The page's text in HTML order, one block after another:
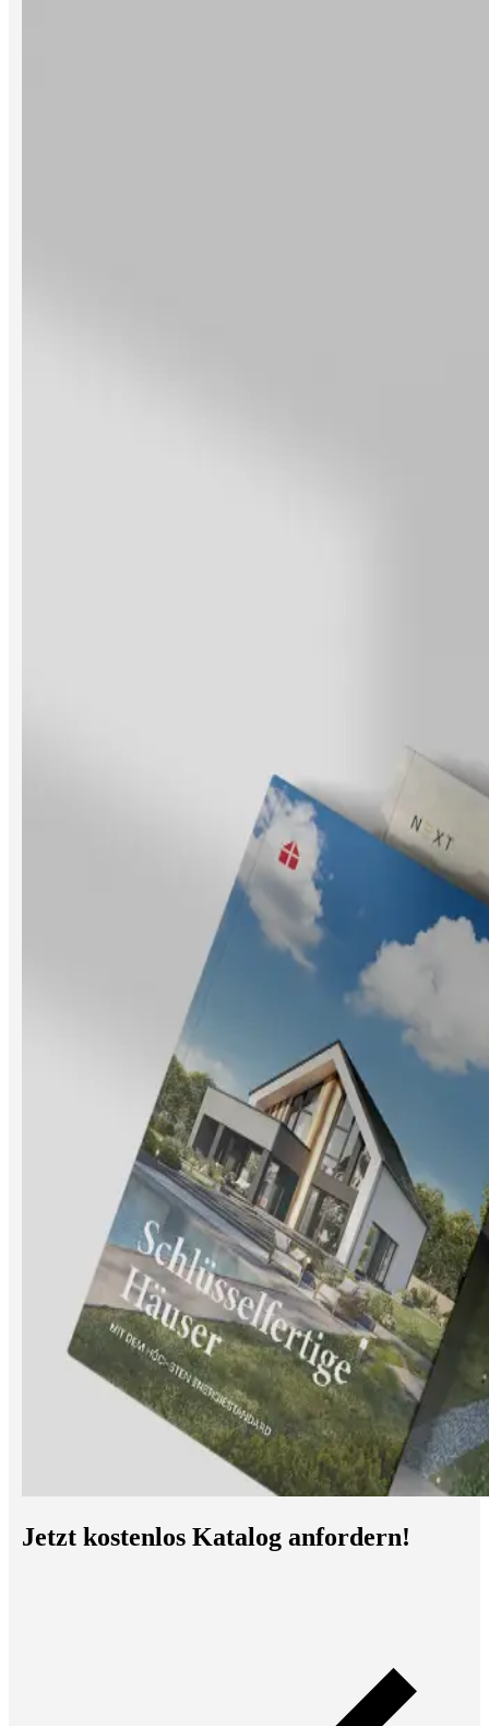
Jetzt kostenlos Katalog anfordern!